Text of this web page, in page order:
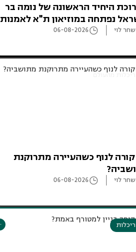
היחיד הראשונה של נומה בר
נפתחה במוזיאון ת"א לאמנות
לוי 06-08-2026
מהעולם
לנוף כשהעיירה מתרוקנת
לוי 06-08-2026